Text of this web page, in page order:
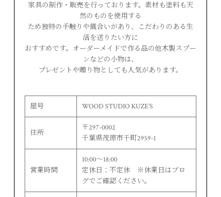
家具の制作・販売を行っております。素材も塗料も天
然のものを使用する
ため独特の手触りや風合いがあり、こだわりのある生
活を送りたい方に
おすすめです。オーダーメイドで作る品の他木製スプー
ンなどの小物は、
プレゼントや贈り物としても人気があります。
屋号 WOOD STUDIO KUZE’S
住所
〒297-0002
千葉県茂原市千町2959-1
営業時間
10:00〜18:00
定休日：不定休 ※休業日はブロ
グでご確認ください。